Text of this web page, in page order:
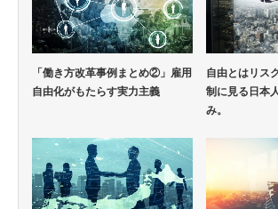
「働き方改革事例まとめ②」雇用
自由化がもたらす実力主義
自由とはリス
制に見る日本
み。